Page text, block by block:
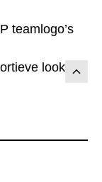
teamlogo’s
look